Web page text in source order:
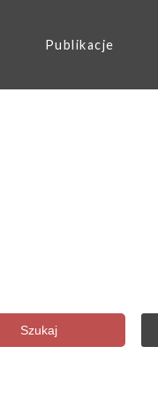
Publikacje
Szukaj